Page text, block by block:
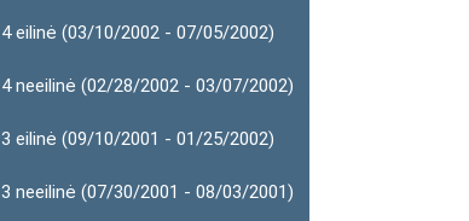
4 eilinė (03/10/2002 - 07/05/2002)
4 neeilinė (02/28/2002 - 03/07/2002)
3 eilinė (09/10/2001 - 01/25/2002)
3 neeilinė (07/30/2001 - 08/03/2001)